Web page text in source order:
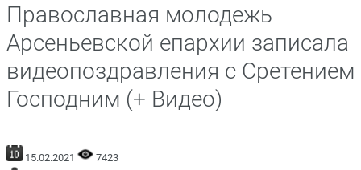
Православная молодежь
Арсеньевской епархии записала
видеопоздравления с Сретением
Господним (+ Видео)
15.02.2021
7423